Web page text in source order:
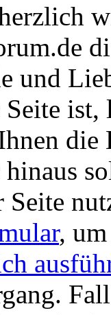
und
Seite
die
,